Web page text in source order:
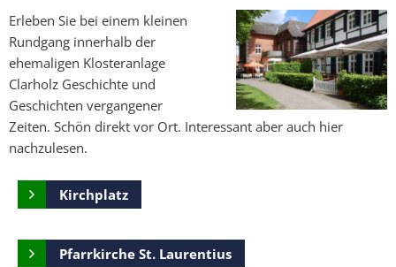
Clarholz
Erleben Sie bei einem kleinen
Rundgang innerhalb der
ehemaligen Klosteranlage
Clarholz Geschichte und
Geschichten vergangener
Zeiten. Schön direkt vor Ort. Interessant aber auch hier
nachzulesen.
Kirchplatz
Pfarrkirche St. Laurentius